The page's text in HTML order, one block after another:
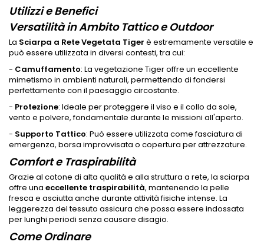
Utilizzi e Benefici
Versatilità in Ambito Tattico e Outdoor
La Sciarpa a Rete Vegetata Tiger è estremamente versatile e
può essere utilizzata in diversi contesti, tra cui:
- Camuffamento: La vegetazione Tiger offre un eccellente
mimetismo in ambienti naturali, permettendo di fondersi
perfettamente con il paesaggio circostante.
- Protezione: Ideale per proteggere il viso e il collo da sole,
vento e polvere, fondamentale durante le missioni all'aperto.
- Supporto Tattico: Può essere utilizzata come fasciatura di
emergenza, borsa improvvisata o copertura per attrezzature.
Comfort e Traspirabilità
Grazie al cotone di alta qualità e alla struttura a rete, la sciarpa
offre una eccellente traspirabilità, mantenendo la pelle
fresca e asciutta anche durante attività fisiche intense. La
leggerezza del tessuto assicura che possa essere indossata
per lunghi periodi senza causare disagio.
Come Ordinare